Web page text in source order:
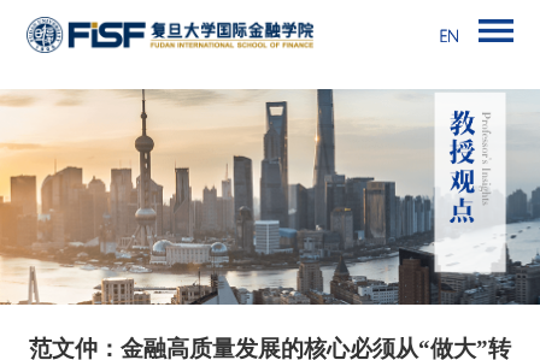
范文仲：金融高质量发展的核心必须从“做大”转